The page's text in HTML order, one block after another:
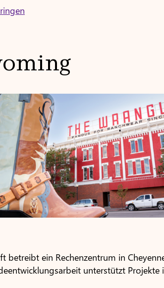
betreibt ein Rechenzentrum in
unterstützt